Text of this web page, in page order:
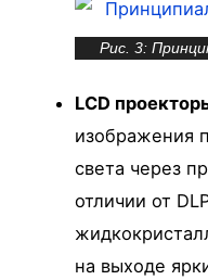
Рис. 3:
LCD
изображения
света через
отличии от
на выходе